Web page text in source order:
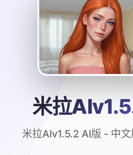
米拉
米拉AIv1.5.2 AI版 - 中